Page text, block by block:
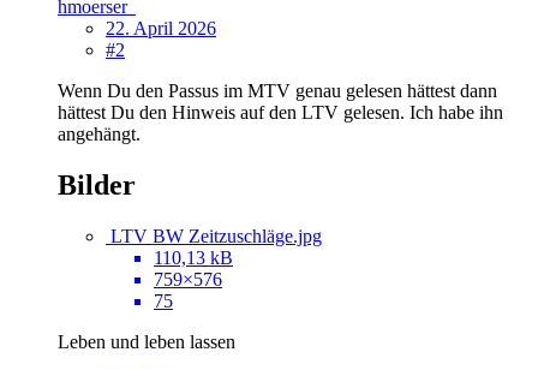
hmoerser
22. April 2026
#2
Wenn Du den Passus im MTV genau gelesen hättest dann
hättest Du den Hinweis auf den LTV gelesen. Ich habe ihn
angehängt.
Bilder
LTV BW Zeitzuschläge.jpg
110,13 kB
759×576
75
Leben und leben lassen